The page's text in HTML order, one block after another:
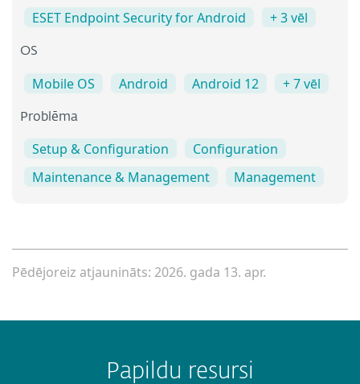
ESET Endpoint Security for Android
+ 3 vēl
OS
Mobile OS Android Android 12 + 7 vēl
Problēma
Setup & Configuration
Configuration
Maintenance & Management
Management
Pēdējoreiz atjaunināts: 2026. gada 13. apr.
Papildu resursi